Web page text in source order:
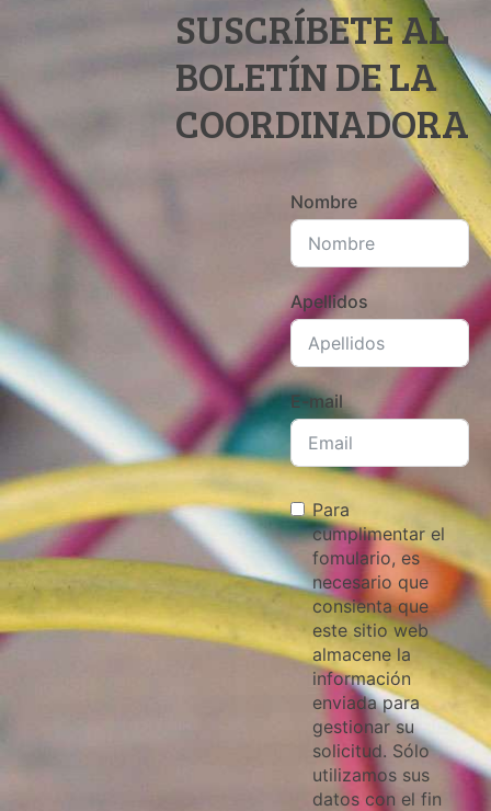
SUSCRÍBETE AL
BOLETÍN DE LA
COORDINADORA
Nombre
Apellidos
E-mail
Para
cumplimentar el
fomulario, es
necesario que
consienta que
este sitio web
almacene la
información
enviada para
gestionar su
solicitud. Sólo
utilizamos sus
datos con el fin